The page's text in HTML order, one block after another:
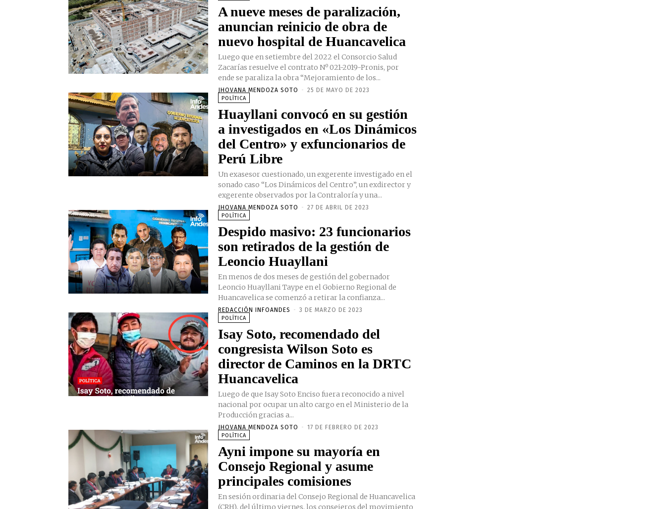
A nueve meses de paralización,
anuncian reinicio de obra de
nuevo hospital de Huancavelica
Luego que en setiembre del 2022 el Consorcio Salud
Zacarías resuelve el contrato Nº 021-2019-Pronis, por
ende se paraliza la obra “Mejoramiento de los...
JHOVANA MENDOZA SOTO - 25 DE MAYO DE 2023
POLÍTICA
Huayllani convocó en su gestión
a investigados en «Los Dinámicos
del Centro» y exfuncionarios de
Perú Libre
Un exasesor cuestionado, un exgerente investigado en el
sonado caso “Los Dinámicos del Centro”, un exdirector y
exgerente observados por la Contraloría y una...
JHOVANA MENDOZA SOTO - 27 DE ABRIL DE 2023
POLÍTICA
Despido masivo: 23 funcionarios
son retirados de la gestión de
Leoncio Huayllani
En menos de dos meses de gestión del gobernador
Leoncio Huayllani Taype en el Gobierno Regional de
Huancavelica se comenzó a retirar la confianza...
REDACCIÓN INFOANDES - 3 DE MARZO DE 2023
POLÍTICA
Isay Soto, recomendado del
congresista Wilson Soto es
director de Caminos en la DRTC
Huancavelica
Luego de que Isay Soto Enciso fuera reconocido a nivel
nacional por ocupar un alto cargo en el Ministerio de la
Producción gracias a...
JHOVANA MENDOZA SOTO - 17 DE FEBRERO DE 2023
POLÍTICA
Ayni impone su mayoría en
Consejo Regional y asume
principales comisiones
En sesión ordinaria del Consejo Regional de Huancavelica
(CRH), del último viernes, los consejeros del movimiento